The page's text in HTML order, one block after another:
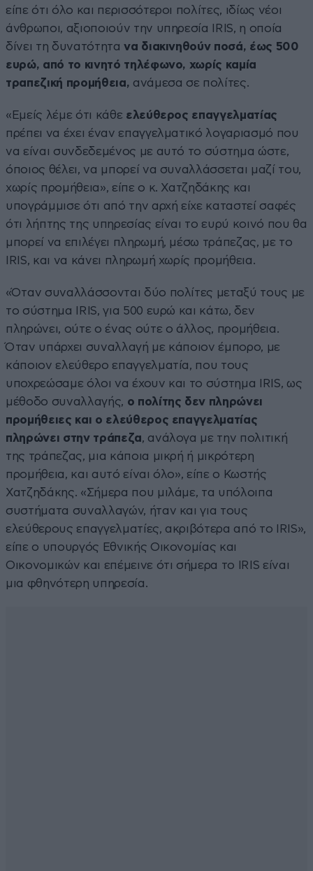
είπε ότι όλο και περισσότεροι πολίτες, ιδίως νέοι
άνθρωποι, αξιοποιούν την υπηρεσία IRIS, η οποία
δίνει τη δυνατότητανα διακινηθούν ποσά, έως 500
ευρώ, από το κινητό τηλέφωνο, χωρίς καμία
τραπεζική προμήθεια, ανάμεσα σε πολίτες.
«Εμείς λέμε ότι κάθε ελεύθερος επαγγελματίας
πρέπει να έχει έναν επαγγελματικό λογαριασμό που
να είναι συνδεδεμένος με αυτό το σύστημα ώστε,
όποιος θέλει, να μπορεί να συναλλάσσεται μαζί του,
χωρίς προμήθεια», είπε ο κ. Χατζηδάκης και
υπογράμμισε ότι από την αρχή είχε καταστεί σαφές
ότι λήπτης της υπηρεσίας είναι το ευρύ κοινό που θα
μπορεί να επιλέγει πληρωμή, μέσω τράπεζας, με το
IRIS, και να κάνει πληρωμή χωρίς προμήθεια.
«Όταν συναλλάσσονται δύο πολίτες μεταξύ τους με
το σύστημα IRIS, για 500 ευρώ και κάτω, δεν
πληρώνει, ούτε ο ένας ούτε ο άλλος, προμήθεια.
Όταν υπάρχει συναλλαγή με κάποιον έμπορο, με
κάποιον ελεύθερο επαγγελματία, που τους
υποχρεώσαμε όλοι να έχουν και το σύστημα IRIS, ως
μέθοδο συναλλαγής, ο πολίτης δεν πληρώνει
προμήθειες και ο ελεύθερος επαγγελματίας
πληρώνει στην τράπεζα, ανάλογα με την πολιτική
της τράπεζας, μια κάποια μικρή ή μικρότερη
προμήθεια, και αυτό είναι όλο», είπε ο Κωστής
Χατζηδάκης. «Σήμερα που μιλάμε, τα υπόλοιπα
συστήματα συναλλαγών, ήταν και για τους
ελεύθερους επαγγελματίες, ακριβότερα από το IRIS»,
είπε ο υπουργός Εθνικής Οικονομίας και
Οικονομικών και επέμεινε ότι σήμερα το IRIS είναι
μια φθηνότερη υπηρεσία.